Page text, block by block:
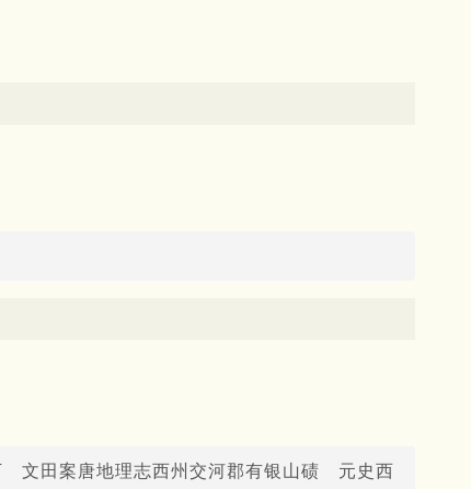
文田案唐地理志西州交河郡有银山碛 元史西